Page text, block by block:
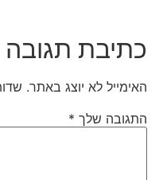
כתיבת תגובה
האימייל לא יוצג באתר. שדות
התגובה שלך*